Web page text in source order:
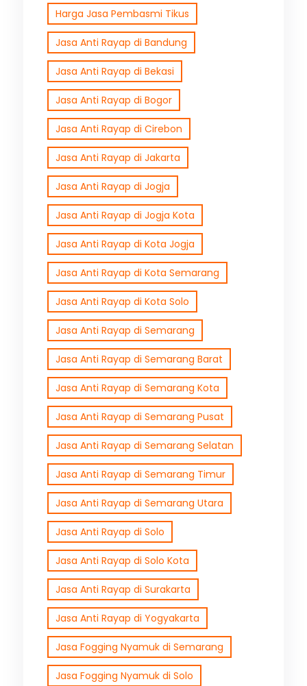
Harga Jasa Pembasmi Tikus
Jasa Anti Rayap di Bandung
Jasa Anti Rayap di Bekasi
Jasa Anti Rayap di Bogor
Jasa Anti Rayap di Cirebon
Jasa Anti Rayap di Jakarta
Jasa Anti Rayap di Jogja
Jasa Anti Rayap di Jogja Kota
Jasa Anti Rayap di Kota Jogja
Jasa Anti Rayap di Kota Semarang
Jasa Anti Rayap di Kota Solo
Jasa Anti Rayap di Semarang
Jasa Anti Rayap di Semarang Barat
Jasa Anti Rayap di Semarang Kota
Jasa Anti Rayap di Semarang Pusat
Jasa Anti Rayap di Semarang Selatan
Jasa Anti Rayap di Semarang Timur
Jasa Anti Rayap di Semarang Utara
Jasa Anti Rayap di Solo
Jasa Anti Rayap di Solo Kota
Jasa Anti Rayap di Surakarta
Jasa Anti Rayap di Yogyakarta
Jasa Fogging Nyamuk di Semarang
Jasa Fogging Nyamuk di Solo